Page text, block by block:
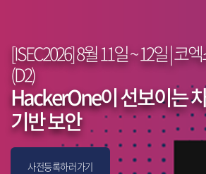
세계 No.1 버그바운티
해커원의 지속적 위협노
로 해결!
[ISEC2026] 8월 11일 ~ 12일 | 코
HackerOne이 선보이는
기반 보안
사전등록하러가기